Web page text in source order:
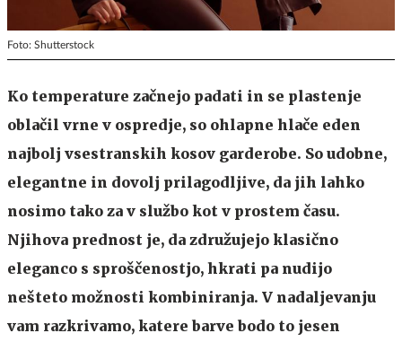
Foto: Shutterstock
Ko temperature začnejo padati in se plastenje
oblačil vrne v ospredje, so ohlapne hlače eden
najbolj vsestranskih kosov garderobe. So udobne,
elegantne in dovolj prilagodljive, da jih lahko
nosimo tako za v službo kot v prostem času.
Njihova prednost je, da združujejo klasično
eleganco s sproščenostjo, hkrati pa nudijo
nešteto možnosti kombiniranja. V nadaljevanju
vam razkrivamo, katere barve bodo to jesen